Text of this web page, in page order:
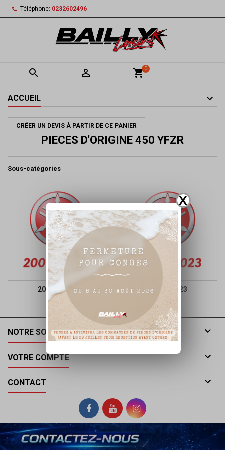
X
Téléphone: 0232602496
  shopping_cart0
ACCUEIL
CRÉER UN DEVIS À PARTIR DE CE PANIER
PIECES D'ORIGINE 450 YFZR
Sous-catégories
2009 A 2013 2014 A 2023
NOTRE SOCIÉTÉ 
VOTRE COMPTE 
CONTACT 